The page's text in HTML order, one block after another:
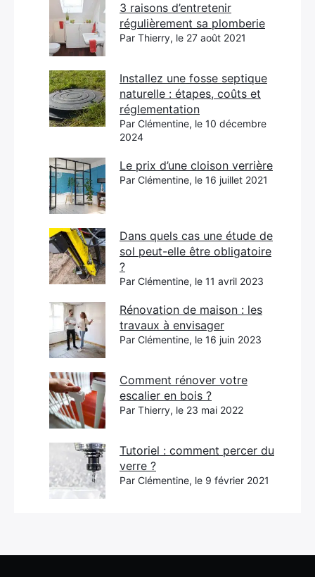
3 raisons d’entretenir
régulièrement sa plomberie
Par Thierry, le 27 août 2021
Installez une fosse septique
naturelle : étapes, coûts et
réglementation
Par Clémentine, le 10 décembre
2024
Le prix d’une cloison verrière
Par Clémentine, le 16 juillet 2021
Dans quels cas une étude de
sol peut-elle être obligatoire
?
Par Clémentine, le 11 avril 2023
Rénovation de maison : les
travaux à envisager
Par Clémentine, le 16 juin 2023
Comment rénover votre
escalier en bois ?
Par Thierry, le 23 mai 2022
Tutoriel : comment percer du
verre ?
Par Clémentine, le 9 février 2021